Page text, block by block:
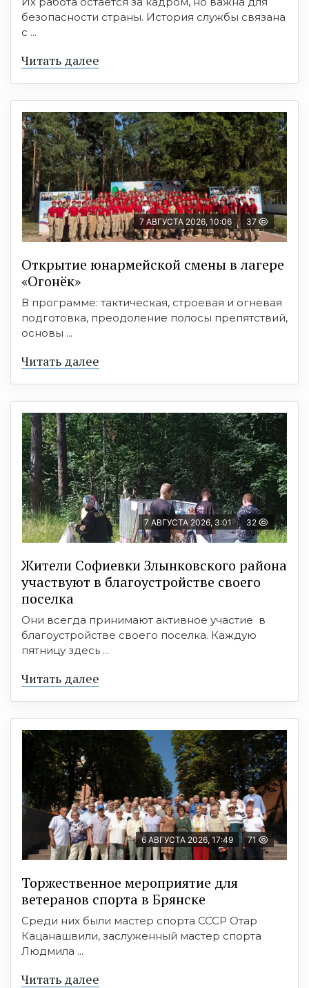
безопасности страны. История службы связана
с ...
Читать далее
7 АВГУСТА 2026, 10:06 37
Открытие юнармейской смены в лагере
«Огонёк»
В программе: тактическая, строевая и огневая
подготовка, преодоление полосы препятствий,
основы ...
Читать далее
7 АВГУСТА 2026, 3:01 32
Жители Софиевки Злынковского района
участвуют в благоустройстве своего
поселка
Они всегда принимают активное участие в
благоустройстве своего поселка. Каждую
пятницу здесь ...
Читать далее
6 АВГУСТА 2026, 17:49 71
Торжественное мероприятие для
ветеранов спорта в Брянске
Среди них были мастер спорта СССР Отар
Кацанашвили, заслуженный мастер спорта
Людмила ...
Читать далее